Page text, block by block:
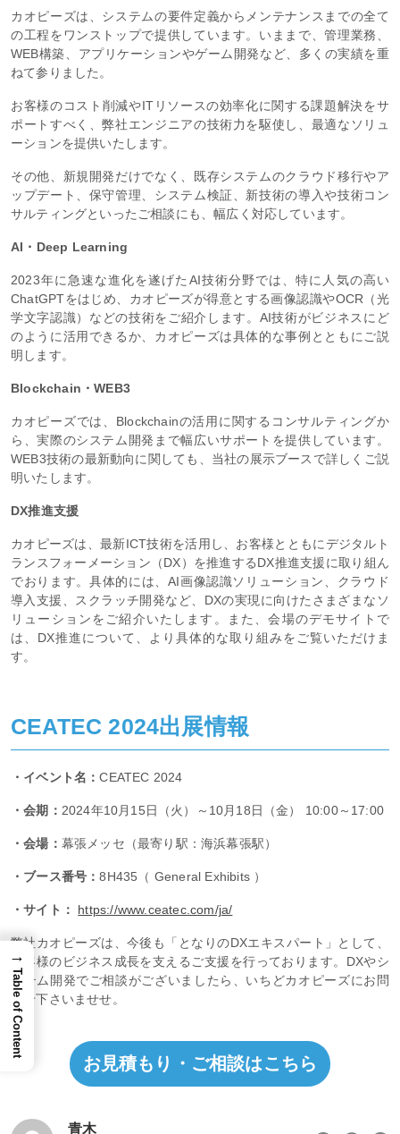
カオピーズは、システムの要件定義からメンテナンスまでの全て
の工程をワンストップで提供しています。いままで、管理業務、
WEB構築、アプリケーションやゲーム開発など、多くの実績を重
ねて参りました。
お客様のコスト削減やITリソースの効率化に関する課題解決をサ
ポートすべく、弊社エンジニアの技術力を駆使し、最適なソリュ
ーションを提供いたします。
その他、新規開発だけでなく、既存システムのクラウド移行やア
ップデート、保守管理、システム検証、新技術の導入や技術コン
サルティングといったご相談にも、幅広く対応しています。
AI・Deep Learning
2023年に急速な進化を遂げたAI技術分野では、特に人気の高い
ChatGPTをはじめ、カオピーズが得意とする画像認識やOCR（光
学文字認識）などの技術をご紹介します。AI技術がビジネスにど
のように活用できるか、カオピーズは具体的な事例とともにご説
明します。
Blockchain・WEB3
カオピーズでは、Blockchainの活用に関するコンサルティングか
ら、実際のシステム開発まで幅広いサポートを提供しています。
WEB3技術の最新動向に関しても、当社の展示ブースで詳しくご説
明いたします。
DX推進支援
カオピーズは、最新ICT技術を活用し、お客様とともにデジタルト
ランスフォーメーション（DX）を推進するDX推進支援に取り組ん
でおります。具体的には、AI画像認識ソリューション、クラウド
導入支援、スクラッチ開発など、DXの実現に向けたさまざまなソ
リューションをご紹介いたします。また、会場のデモサイトで
は、DX推進について、より具体的な取り組みをご覧いただけま
す。
CEATEC 2024出展情報
・イベント名：CEATEC 2024
・会期： 2024年10月15日（火）～10月18日（金） 10:00～17:00
・会場： 幕張メッセ（最寄り駅：海浜幕張駅）
・ブース番号：8H435（ General Exhibits ）
・サイト： https://www.ceatec.com/ja/
弊社カオピーズは、今後も「となりのDXエキスパート」として、
お客様のビジネス成長を支えるご支援を行っております。DXやシ
ステム開発でご相談がございましたら、いちどカオピーズにお問
合せ下さいませせ。
お見積もり・ご相談はこちら
青木
→
Table of Content